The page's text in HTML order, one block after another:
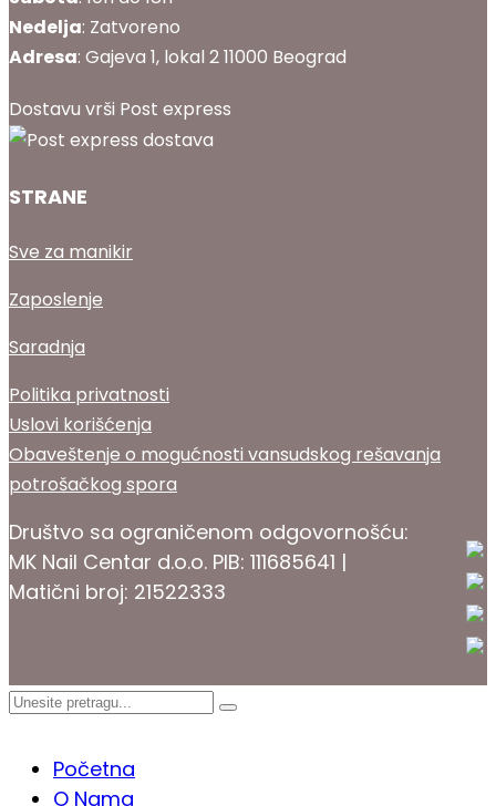
Nedelja: Zatvoreno
Adresa: Gajeva 1, lokal 2 11000 Beograd
Dostavu vrši Post express
STRANE
Sve za manikir
Zaposlenje
Saradnja
Politika privatnosti
Uslovi korišćenja
Obaveštenje o mogućnosti vansudskog rešavanja
potrošačkog spora
Društvo sa ograničenom odgovornošću:
MK Nail Centar d.o.o. PIB: 111685641 |
Matični broj: 21522333
Početna
O Nama